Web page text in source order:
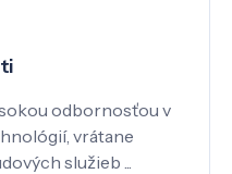
odbornosťou v
vrátane
služieb ...